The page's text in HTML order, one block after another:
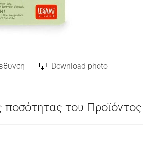
Download photo
του Προϊόντος